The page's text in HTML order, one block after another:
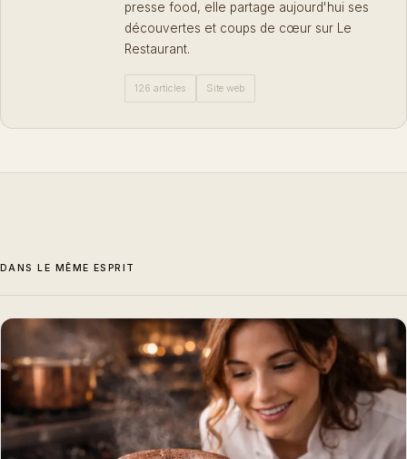
presse food, elle partage aujourd'hui ses
découvertes et coups de cœur sur Le
Restaurant.
126 articles Site web
DANS LE MÊME ESPRIT